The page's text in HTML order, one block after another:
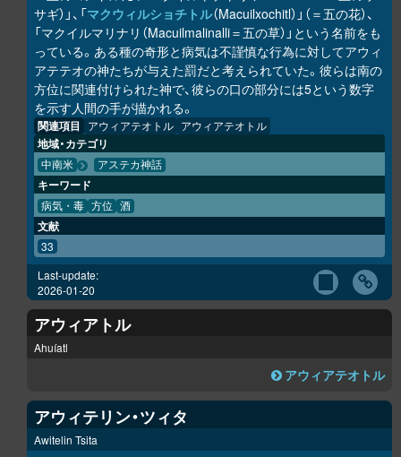
サギ）」、「マクウィルショチトル（Macuilxochitl）」（＝五の花）、
「マクイルマリナリ（Macuilmalinalli＝五の草）」という名前をも
っている。ある種の奇形と病気は不謹慎な行為に対してアウィ
アテテオの神たちが与えた罰だと考えられていた。彼らは南の
方位に関連付けられた神で、彼らの口の部分には5という数字
を示す人間の手が描かれる。
関連項目 アウィアテオトル アウィアテオトル
地域・カテゴリ
中南米 アステカ神話
キーワード
病気・毒 方位 酒
文献
33
Last-update:
2026-01-20
アウィアトル
Ahuíatl
アウィアテオトル
アウィテリン・ツィタ
Awitelin Tsita